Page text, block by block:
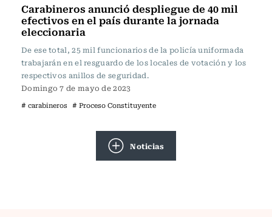
Carabineros anunció despliegue de 40 mil
efectivos en el país durante la jornada
eleccionaria
De ese total, 25 mil funcionarios de la policía uniformada
trabajarán en el resguardo de los locales de votación y los
respectivos anillos de seguridad.
Domingo 7 de mayo de 2023
# carabineros # Proceso Constituyente
Noticias